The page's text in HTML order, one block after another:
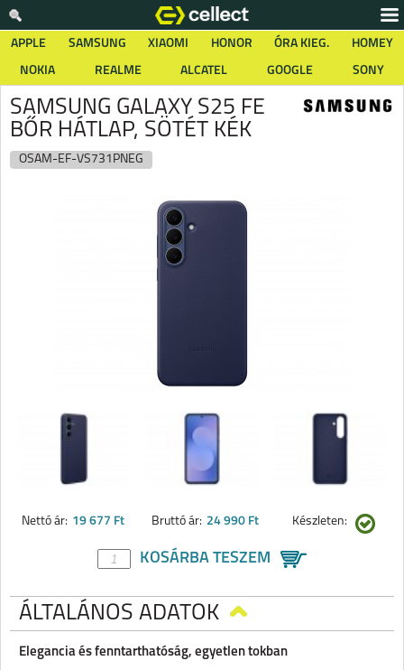
APPLE SAMSUNG XIAOMI HONOR ÓRA KIEG.
HOMEY
NOKIA
REALME ALCATEL GOOGLE SONY
SAMSUNG GALAXY S25 FE
BŐR HÁTLAP, SÖTÉT KÉK
OSAM-EF-VS731PNEG
Nettó ár: 19 677 Ft Bruttó ár: 24 990 Ft Készleten:
KOSÁRBA TESZEM
ÁLTALÁNOS ADATOK
Elegancia és fenntarthatóság, egyetlen tokban